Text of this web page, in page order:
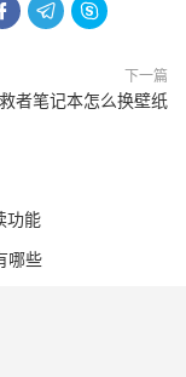
 
下一篇
者笔记本怎么换壁纸
功能
哪些